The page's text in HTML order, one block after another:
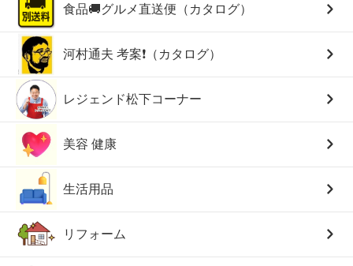
食品🚚グルメ直送便（カタログ）
河村通夫 考案❗（カタログ）
レジェンド松下コーナー
美容 健康
生活用品
リフォーム